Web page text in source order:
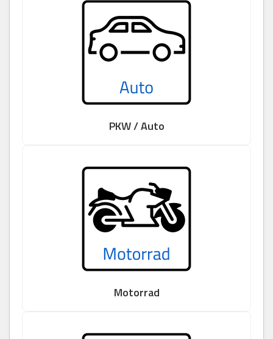
PKW / Auto
Motorrad